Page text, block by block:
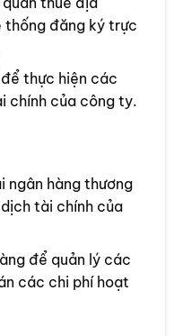
thống đăng ký trực
thực hiện các
chính của công ty.
ngân hàng thương
tài chính của
để quản lý các
các chi phí hoạt